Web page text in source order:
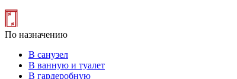
По назначению
В санузел
В ванную и туалет
В гардеробную